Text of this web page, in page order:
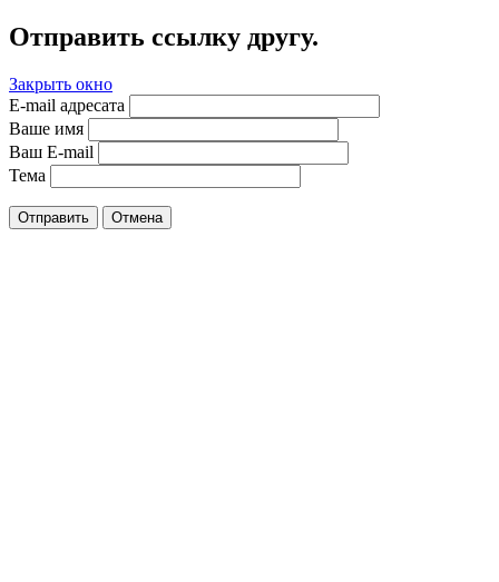
Отправить ссылку другу.
Закрыть окно
E-mail адресата
Ваше имя
Ваш E-mail
Тема
Отправить Отмена